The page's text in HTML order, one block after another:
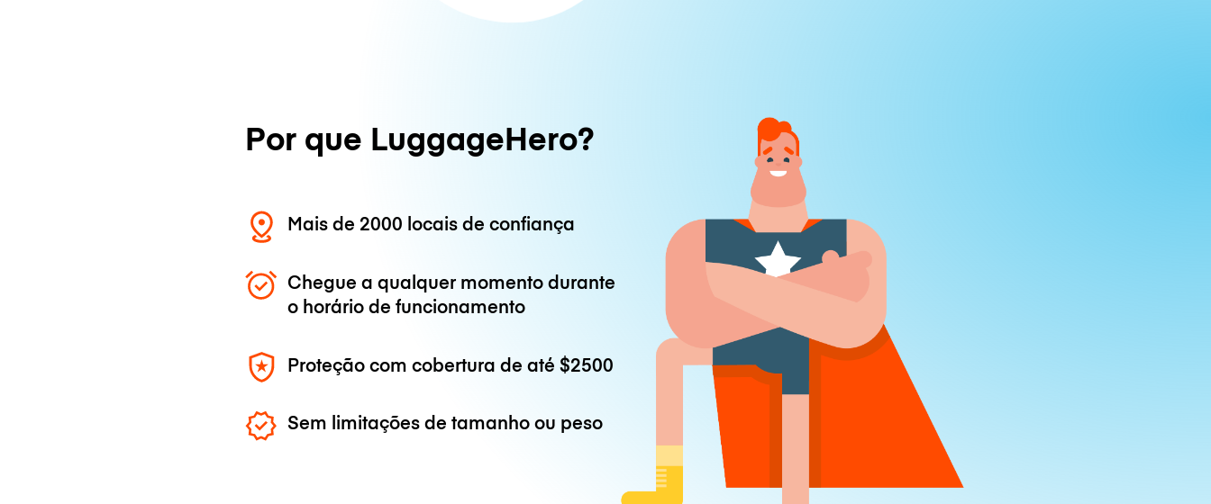
Por que LuggageHero?
Mais de 2000 locais de confiança
Chegue a qualquer momento durante
o horário de funcionamento
Proteção com cobertura de até$2500
Sem limitações de tamanho ou peso